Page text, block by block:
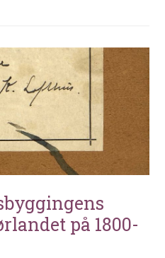
på 1800-